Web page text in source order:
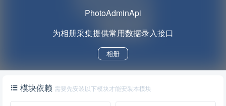
PhotoAdminApi
为相册采集提供常用数据录入接口
相册
模块依赖 需要先安装以下模块才能安装本模块